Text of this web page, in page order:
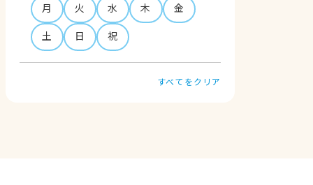
月 火 水 木
金
土
日 祝
すべてをクリア